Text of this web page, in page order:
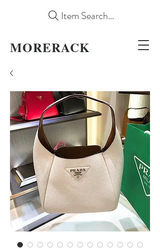
MORERACK
Item Search...